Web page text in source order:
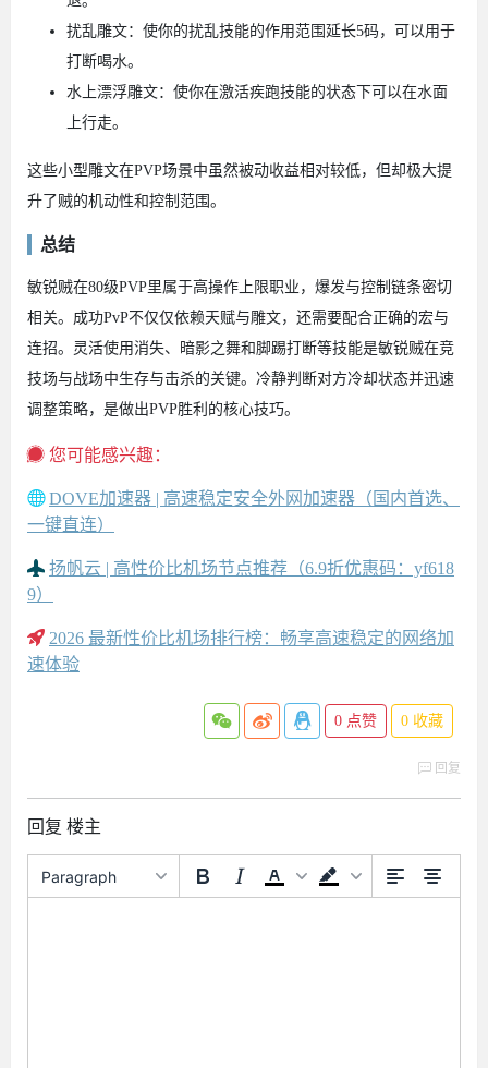
扰乱雕文：使你的扰乱技能的作用范围延长5码，可以用于
打断喝水。
水上漂浮雕文：使你在激活疾跑技能的状态下可以在水面
上行走。
这些小型雕文在PVP场景中虽然被动收益相对较低，但却极大提
升了贼的机动性和控制范围。
总结
敏锐贼在80级PVP里属于高操作上限职业，爆发与控制链条密切
相关。成功PvP不仅仅依赖天赋与雕文，还需要配合正确的宏与
连招。灵活使用消失、暗影之舞和脚踢打断等技能是敏锐贼在竞
技场与战场中生存与击杀的关键。冷静判断对方冷却状态并迅速
调整策略，是做出PVP胜利的核心技巧。
您可能感兴趣：
DOVE加速器 | 高速稳定安全外网加速器（国内首选、
一键直连）
扬帆云 | 高性价比机场节点推荐（6.9折优惠码：yf618
9）
2026 最新性价比机场排行榜：畅享高速稳定的网络加
速体验
0 点赞 0 收藏
回复
回复 楼主
Paragraph